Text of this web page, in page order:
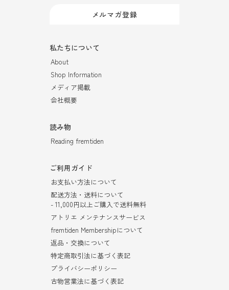
メルマガ登録
私たちについて
About
Shop Information
メディア掲載
会社概要
読み物
Reading fremtiden
ご利用ガイド
お支払い方法について
配送方法・送料について
- 11,000円以上ご購入で送料無料
アトリエ メンテナンスサービス
fremtiden Membershipについて
返品・交換について
特定商取引法に基づく表記
プライバシーポリシー
古物営業法に基づく表記